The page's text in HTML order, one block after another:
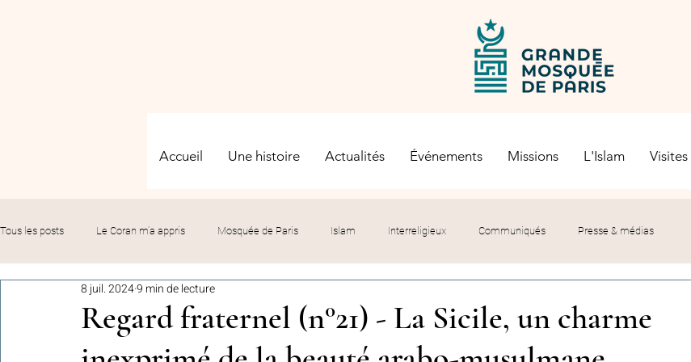
Accueil Une histoire Actualités Événements Missions L'Islam Visites
Tous les posts Le Coran m’a appris Mosquée de Paris Islam Interreligieux Communiqués Presse & médias
Evénements Solidarité Formation
Regard fraternel (n°21) - La Sicile, un charme
8 juil. 20249 min de lecture